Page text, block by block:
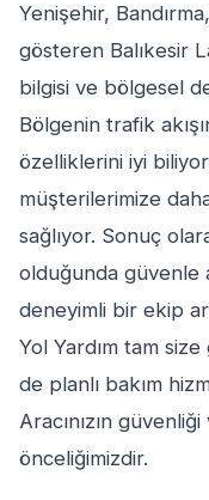
Yenişehir,
gösteren Balıkesir
bilgisi ve bölgesel
Bölgenin trafik
özelliklerini iyi
müşterilerimize
sağlıyor. Sonuç
olduğunda güvenle
deneyimli bir ekip
Yol Yardım tam
de planlı bakım
Aracınızın
önceliğimizdir.